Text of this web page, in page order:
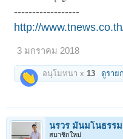
------------------
http://
3 มกราคม 2018
อนุโมทนา x13 ดูราย
นรวร มั่นมโนธรรม
สมาชิกใหม่